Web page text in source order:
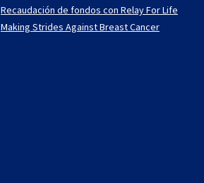
Recaudación de fondos con Relay For Life
Making Strides Against Breast Cancer